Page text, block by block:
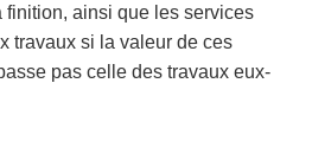
finition, ainsi que les services
travaux si la valeur de ces
pas celle des travaux eux-